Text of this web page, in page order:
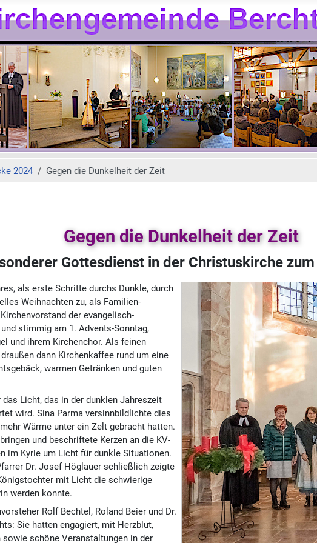
2024 Gegen die Dunkelheit der Zeit
Gegen die Dunkelheit der Zeit
Gottesdienst in der Christuskirche
als erste Schritte durchs Dunkle, durch
Weihnachten zu, als Familien­
der evangelisch-
stimmig am 1. Advents-Sonntag,
und ihrem Kirchenchor. Als feinen
dann Kirchen­kaffee rund um eine
warmen Getränken und guten
Licht, das in der dunklen Jahreszeit
wird. Sina Parma versinnbildlichte dies
Wärme unter ein Zelt gebracht hatten.
und beschriftete Kerzen an die KV-
im Kyrie um Licht für dunkle Situationen.
Dr. Josef Höglauer schließlich zeigte
mit Licht die schwierige
werden konnte.
Rolf Bechtel, Roland Beier und Dr.
Sie hatten engagiert, mit Herzblut,
schöne Veranstaltungen in der